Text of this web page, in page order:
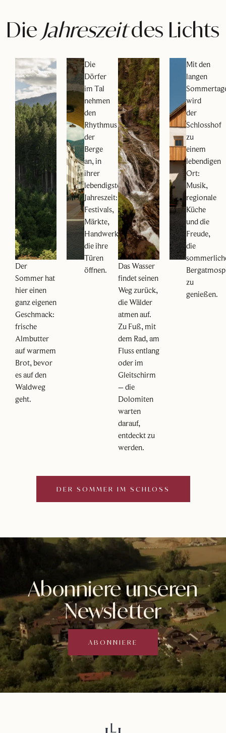
Die Jahreszeitdes Lichts
Der
Sommer hat
hier einen
ganz eigenen
Geschmack:
frische
Almbutter
auf warmem
Brot, bevor
es auf den
Waldweg
geht.
Die
Dörfer
im Tal
nehmen
den
Rhythmus
der
Berge
an, in
ihrer
lebendigsten
Jahreszeit:
Festivals,
Märkte,
Handwerksbetriebe,
die ihre
Türen
öffnen.
Das Wasser
findet seinen
Weg zurück,
die Wälder
atmen auf.
Zu Fuß, mit
dem Rad, am
Fluss entlang
oder im
Gleitschirm
– die
Dolomiten
warten
darauf,
entdeckt zu
werden.
Mit den
langen
wird
der
Schlosshof
zu
einem
lebendigen
Ort:
Musik,
regionale
Küche
und die
Freude,
die
zu
genießen.
DER SOMMER IM SCHLOSS
Abonniere unseren
Newsletter
ABONNIERE